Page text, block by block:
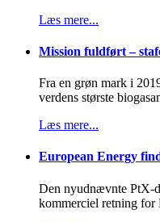
Læs mere...
Mission fuldført –
Fra en grøn mark i
verdens største
Læs mere...
European Energy
Den nyudnævnte PtX-
kommerciel retning for